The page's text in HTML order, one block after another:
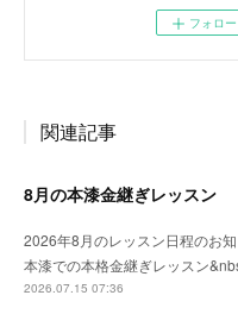
フォロー
関連記事
8月の本漆金継ぎレッスン
2026年8月のレッスン日程のお
本漆での本格金継ぎレッスン
2026.07.15 07:36